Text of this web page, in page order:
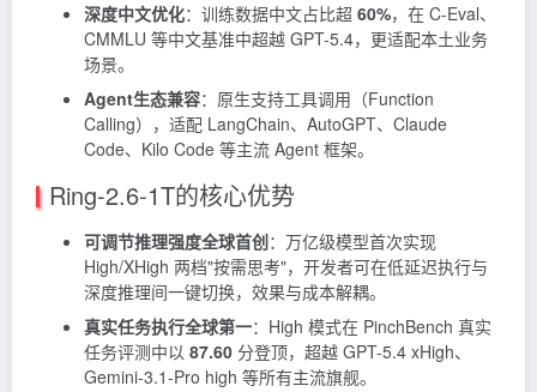
深度中文优化：训练数据中文占比超 60%，在 C-Eval、
CMMLU 等中文基准中超越 GPT-5.4，更适配本土业务
场景。
Agent生态兼容：原生支持工具调用（Function
Calling），适配 LangChain、AutoGPT、Claude
Code、Kilo Code 等主流 Agent 框架。
Ring-2.6-1T的核心优势
可调节推理强度全球首创：万亿级模型首次实现
High/XHigh 两档"按需思考"，开发者可在低延迟执行与
深度推理间一键切换，效果与成本解耦。
真实任务执行全球第一：High 模式在 PinchBench 真实
任务评测中以 87.60 分登顶，超越 GPT-5.4 xHigh、
Gemini-3.1-Pro high 等所有主流旗舰。